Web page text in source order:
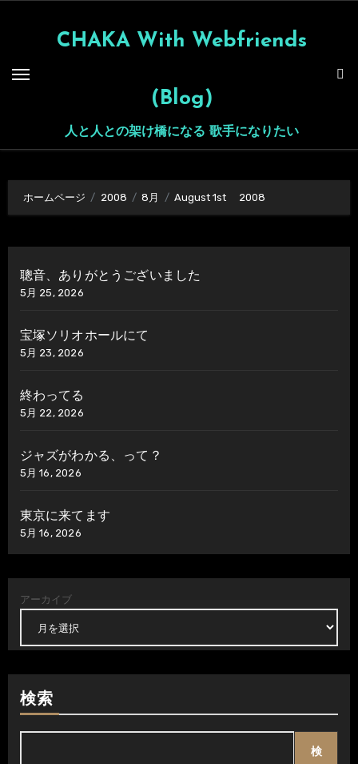
CHAKA With Webfriends
(Blog)
人と人との架け橋になる 歌手になりたい
ホームページ 2008 8月 August 1st 2008
聰音、ありがとうございました
5月 25, 2026
宝塚ソリオホールにて
5月 23, 2026
終わってる
5月 22, 2026
ジャズがわかる、って？
5月 16, 2026
東京に来てます
5月 16, 2026
アーカイブ
検索
検